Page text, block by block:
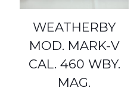
WEATHERBY
MOD. MARK-V
CAL. 460 WBY.
MAG.